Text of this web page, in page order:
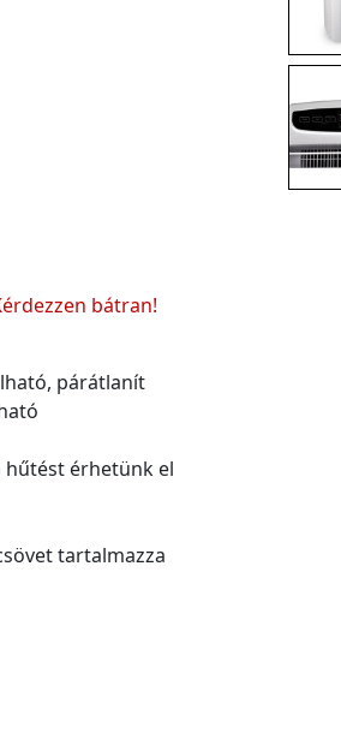
bátran!
párátlanít
hűtést érhetünk el
tartalmazza